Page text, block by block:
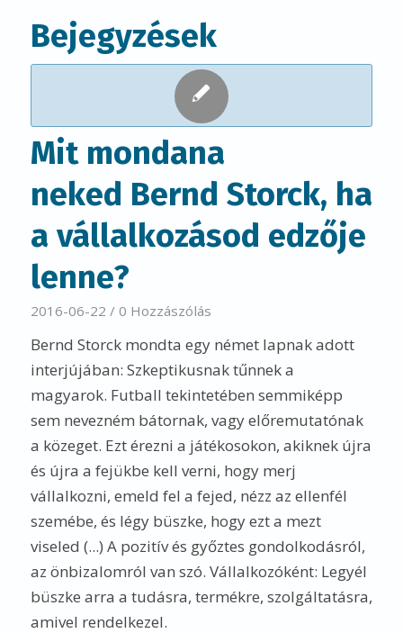
Bejegyzések
Mit mondana
neked Bernd Storck, ha
a vállalkozásod edzője
lenne?
2016-06-22 / 0 Hozzászólás
Bernd Storck mondta egy német lapnak adott
interjújában: Szkeptikusnak tűnnek a
magyarok. Futball tekintetében semmiképp
sem nevezném bátornak, vagy előremutatónak
a közeget. Ezt érezni a játékosokon, akiknek újra
és újra a fejükbe kell verni, hogy merj
vállalkozni, emeld fel a fejed, nézz az ellenfél
szemébe, és légy büszke, hogy ezt a mezt
viseled (...) A pozitív és győztes gondolkodásról,
az önbizalomról van szó. Vállalkozóként: Legyél
büszke arra a tudásra, termékre, szolgáltatásra,
amivel rendelkezel.